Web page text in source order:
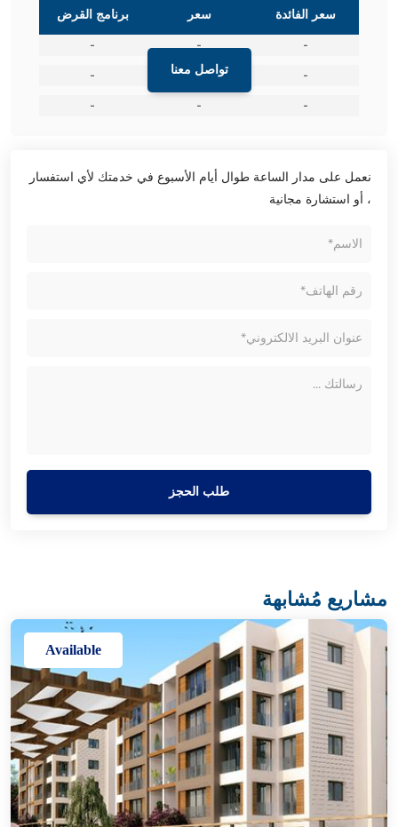
تواصل معنا
سعر الفائدة سعر
برنامج القرض
-
-
-
-
-
-
-
-
-
نعمل على مدار الساعة طوال أيام الأسبوع في خدمتك لأي استفسار
، أو استشارة مجانية
طلب الحجز
مشاريع مُشابهة
Available